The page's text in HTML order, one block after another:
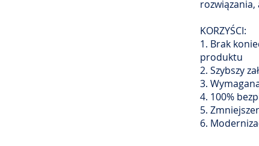
KORZYŚCI:
1. Brak
produktu
2. Szybszy
3.
4. 100%
5.
6.